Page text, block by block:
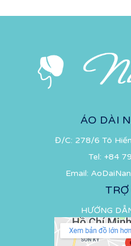
ÁO DÀI
Đ/C: 278/6 Tô
Tel: +84
Email:
HƯỚNG